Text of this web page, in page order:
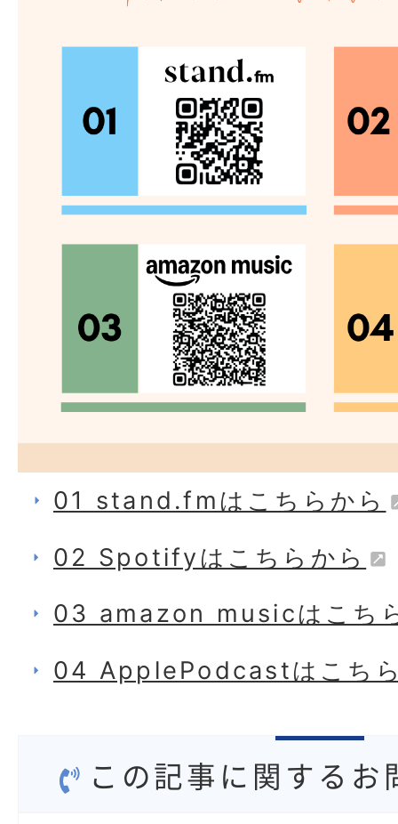
01 stand.fmはこちらから
02 Spotifyはこちらから
03 amazon musicはこち
04 ApplePodcastはこち
この記事に関するお